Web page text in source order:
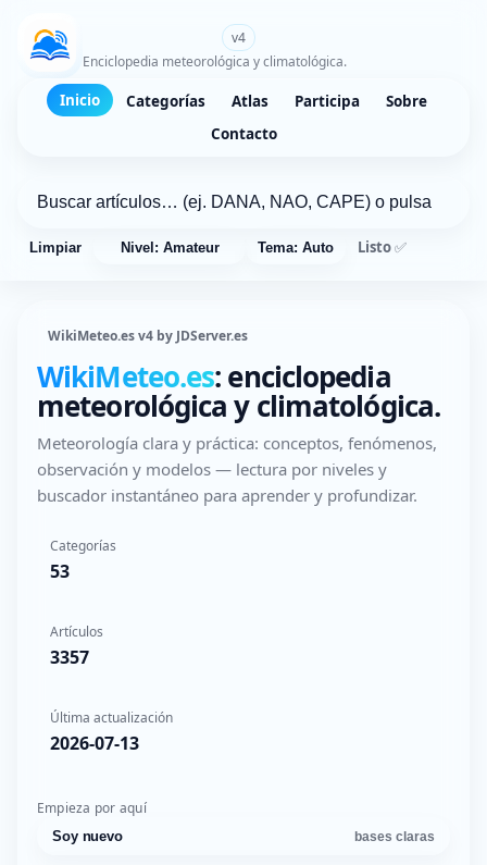
v4
Enciclopedia meteorológica y climatológica.
Inicio Categorías Atlas Participa
Sobre
Contacto
Limpiar Nivel: Amateur Tema: Auto Listo ✅
WikiMeteo.es v4 by JDServer.es
WikiMeteo.es: enciclopedia
meteorológica y climatológica.
Meteorología clara y práctica: conceptos, fenómenos,
observación y modelos — lectura por niveles y
buscador instantáneo para aprender y profundizar.
Categorías
53
Artículos
3357
Última actualización
2026-07-13
Empieza por aquí
Soy nuevo bases claras